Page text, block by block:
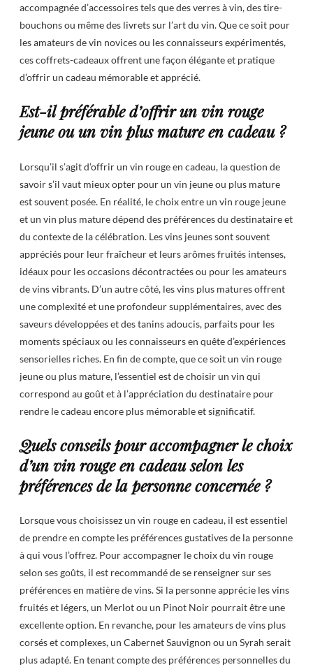
accompagnée d’accessoires tels que des verres à vin, des tire-
bouchons ou même des livrets sur l’art du vin. Que ce soit pour
les amateurs de vin novices ou les connaisseurs expérimentés,
ces coffrets-cadeaux offrent une façon élégante et pratique
d’offrir un cadeau mémorable et apprécié.
Est-il préférable d’offrir un vin rouge
jeune ou un vin plus mature en cadeau ?
Lorsqu’il s’agit d’offrir un vin rouge en cadeau, la question de
savoir s’il vaut mieux opter pour un vin jeune ou plus mature
est souvent posée. En réalité, le choix entre un vin rouge jeune
et un vin plus mature dépend des préférences du destinataire et
du contexte de la célébration. Les vins jeunes sont souvent
appréciés pour leur fraîcheur et leurs arômes fruités intenses,
idéaux pour les occasions décontractées ou pour les amateurs
de vins vibrants. D’un autre côté, les vins plus matures offrent
une complexité et une profondeur supplémentaires, avec des
saveurs développées et des tanins adoucis, parfaits pour les
moments spéciaux ou les connaisseurs en quête d’expériences
sensorielles riches. En fin de compte, que ce soit un vin rouge
jeune ou plus mature, l’essentiel est de choisir un vin qui
correspond au goût et à l’appréciation du destinataire pour
rendre le cadeau encore plus mémorable et significatif.
Quels conseils pour accompagner le choix
d’un vin rouge en cadeau selon les
préférences de la personne concernée ?
Lorsque vous choisissez un vin rouge en cadeau, il est essentiel
de prendre en compte les préférences gustatives de la personne
à qui vous l’offrez. Pour accompagner le choix du vin rouge
selon ses goûts, il est recommandé de se renseigner sur ses
préférences en matière de vins. Si la personne apprécie les vins
fruités et légers, un Merlot ou un Pinot Noir pourrait être une
excellente option. En revanche, pour les amateurs de vins plus
corsés et complexes, un Cabernet Sauvignon ou un Syrah serait
plus adapté. En tenant compte des préférences personnelles du